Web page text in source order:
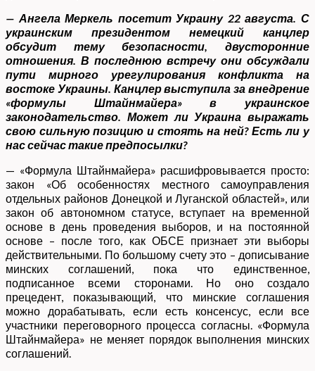
— Ангела Меркель посетит Украину 22 августа. С
украинским президентом немецкий канцлер
обсудит тему безопасности, двусторонние
отношения. В последнюю встречу они обсуждали
пути мирного урегулирования конфликта на
востоке Украины. Канцлер выступила за внедрение
«формулы Штайнмайера» в украинское
законодательство. Может ли Украина выражать
свою сильную позицию и стоять на ней? Есть ли у
нас сейчас такие предпосылки?
— «Формула Штайнмайера» расшифровывается просто:
закон «Об особенностях местного самоуправления
отдельных районов Донецкой и Луганской областей», или
закон об автономном статусе, вступает на временной
основе в день проведения выборов, и на постоянной
основе – после того, как ОБСЕ признает эти выборы
действительными. По большому счету это – дописывание
минских соглашений, пока что единственное,
подписанное всеми сторонами. Но оно создало
прецедент, показывающий, что минские соглашения
можно дорабатывать, если есть консенсус, если все
участники переговорного процесса согласны. «Формула
Штайнмайера» не меняет порядок выполнения минских
соглашений.